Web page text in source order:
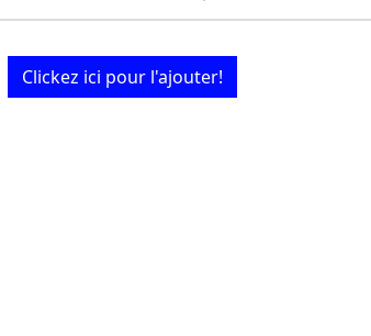
Clickez ici pour l'ajouter!